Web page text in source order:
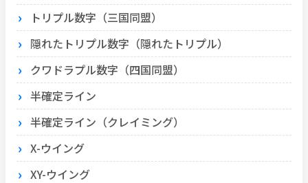
トリプル数字（三国同盟）
隠れたトリプル数字（隠れたトリプル）
クワドラプル数字（四国同盟）
半確定ライン
半確定ライン（クレイミング）
X-ウイング
XY-ウイング